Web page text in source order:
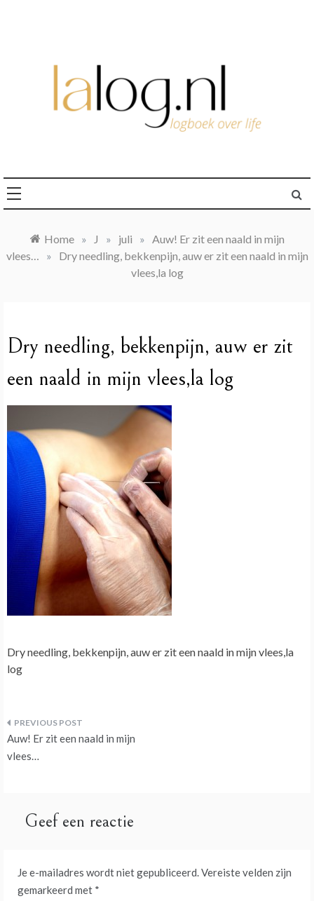
Home » J » juli » Auw! Er zit een naald in mijn
vlees…
»
Dry needling, bekkenpijn, auw er zit een naald in mijn
vlees,la log
Dry needling, bekkenpijn, auw er zit
een naald in mijn vlees,la log
Dry needling, bekkenpijn, auw er zit een naald in mijn vlees,la
log
Bericht
navigatie
Auw! Er zit een naald in mijn
vlees…
Geef een reactie
Je e-mailadres wordt niet gepubliceerd.Vereiste velden zijn
gemarkeerd met *